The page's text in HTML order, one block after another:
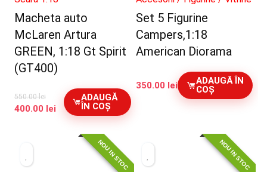
Macheta auto
McLaren Artura
GREEN, 1:18 Gt Spirit
(GT400)
550.00lei
Prețul
400.00 lei Prețul
curent
400.00 lei.
ADAUGĂ
ÎN COȘ
Set 5 Figurine
Campers,1:18
American Diorama
350.00 lei
ADAUGĂ ÎN
COȘ
NOU IN STOC NOU IN STOC